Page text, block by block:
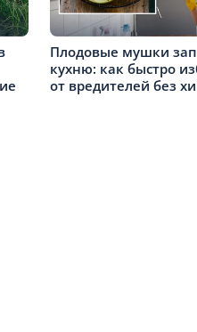
Плодовые мушки
кухню: как быстро
от вредителей без